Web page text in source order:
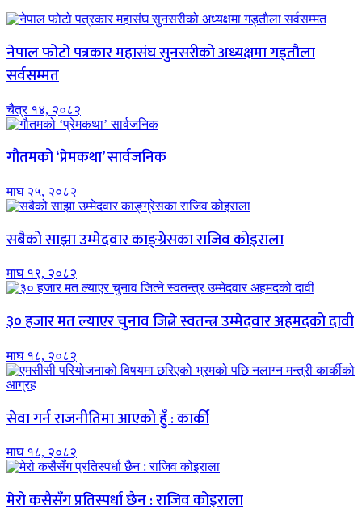
नेपाल फोटो पत्रकार महासंघ सुनसरीको अध्यक्षमा गड्ताैला
सर्वसम्मत
चैत्र १४, २०८२
गौतमको ‘प्रेमकथा’ सार्वजनिक
माघ २५, २०८२
सबैको साझा उम्मेदवार काङ्ग्रेसका राजिव कोइराला
माघ १९, २०८२
३० हजार मत ल्याएर चुनाव जित्ने स्वतन्त्र उम्मेदवार अहमदको दावी
माघ १८, २०८२
सेवा गर्न राजनीतिमा आएको हुँ : कार्की
माघ १८, २०८२
मेरो कसैसँग प्रतिस्पर्धा छैन : राजिव कोइराला